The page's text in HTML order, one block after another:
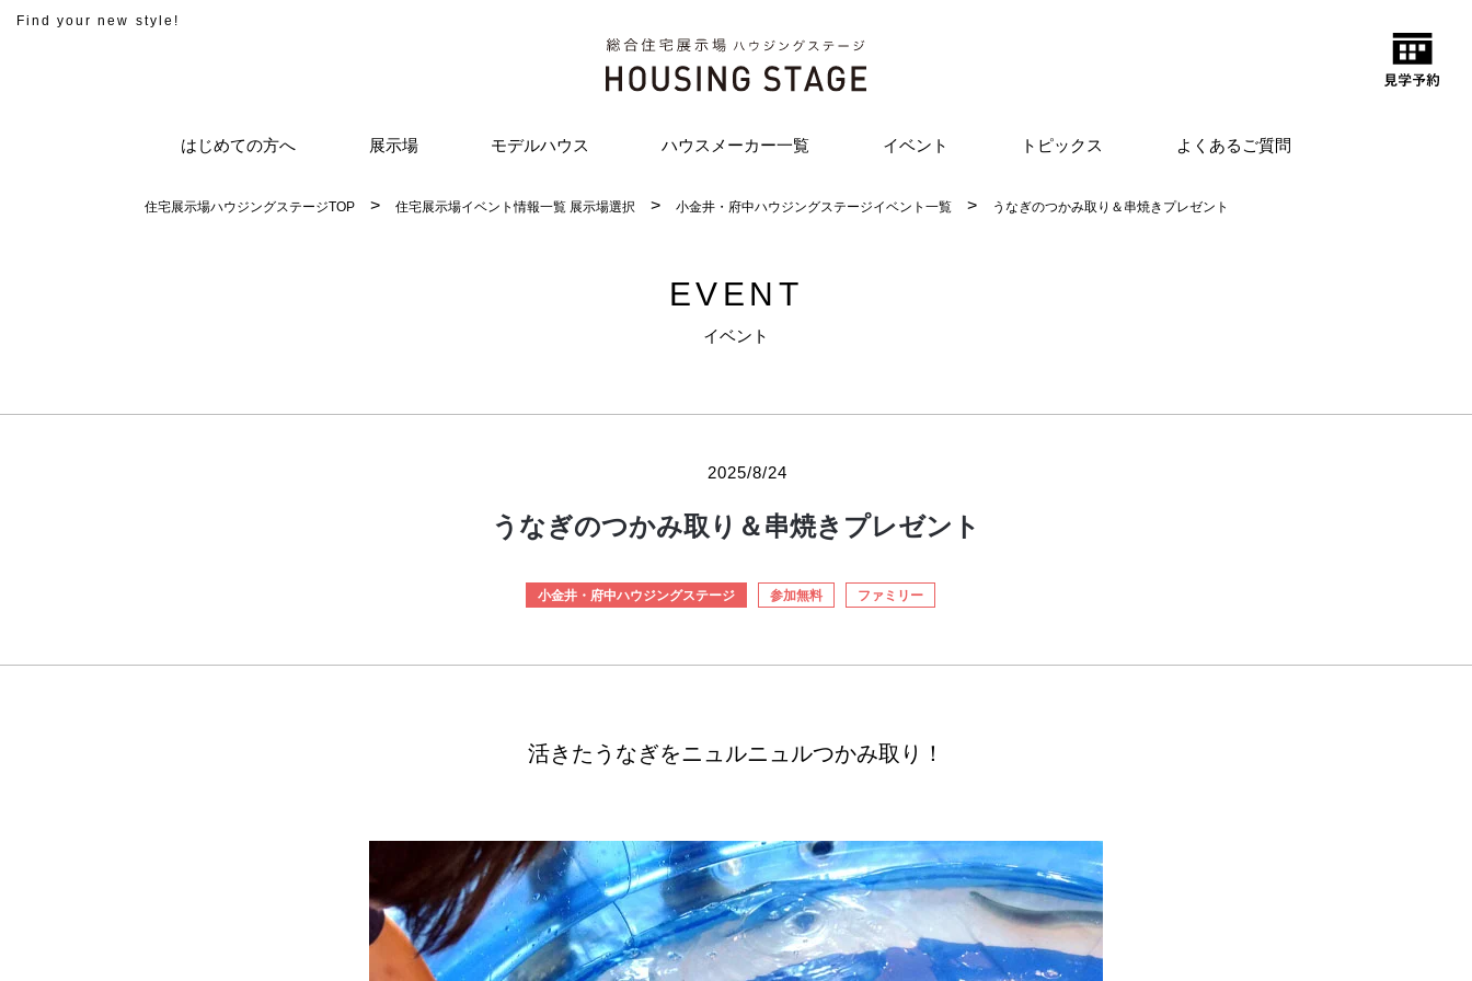
Find your new style!
はじめての方へ 展示場 モデルハウス ハウスメーカー一覧 イベント トピックス よくあるご質問
住宅展示場ハウジングステージTOP 住宅展示場イベント情報一覧 展示場選択 小金井・府中ハウジングステージイベント一覧 うなぎのつかみ取り＆串焼きプレゼント
EVENT
イベント
2025/8/24
うなぎのつかみ取り＆串焼きプレゼント
小金井・府中ハウジングステージ 参加無料 ファミリー
活きたうなぎをニュルニュルつかみ取り！